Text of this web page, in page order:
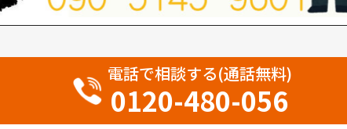
電話で相談する(通話無料)
0120-480-056